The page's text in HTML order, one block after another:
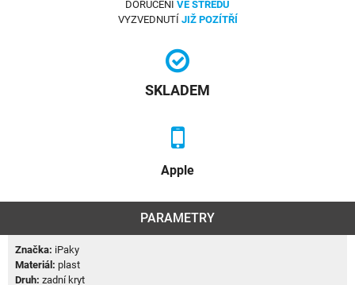
DORUČENÍ VE STŘEDU
VYZVEDNUTÍ JIŽ POZÍTŘÍ
SKLADEM
Apple
PARAMETRY
Značka: iPaky
Materiál: plast
Druh: zadní kryt